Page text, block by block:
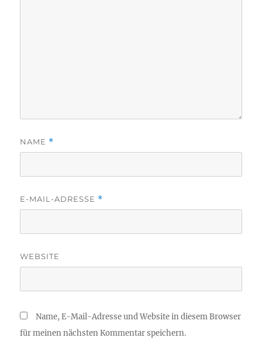
NAME *
E-MAIL-ADRESSE *
WEBSITE
Name, E-Mail-Adresse und Website in diesem Browser
für meinen nächsten Kommentar speichern.